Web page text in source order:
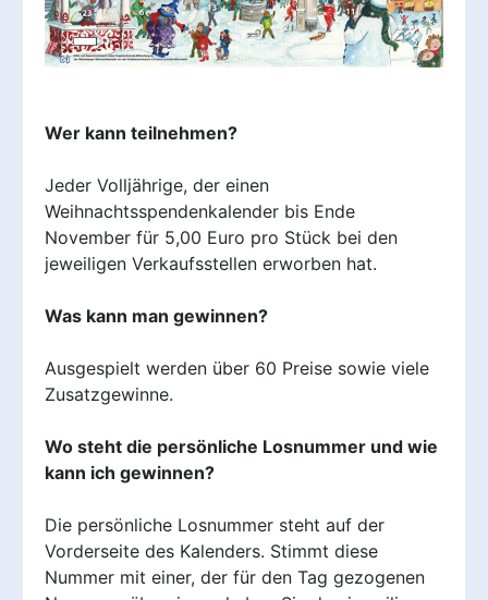
Wer kann teilnehmen?
Jeder Volljährige, der einen
Weihnachtsspendenkalender bis Ende
November für 5,00 Euro pro Stück bei den
jeweiligen Verkaufsstellen erworben hat.
Was kann man gewinnen?
Ausgespielt werden über 60 Preise sowie viele
Zusatzgewinne.
Wo steht die persönliche Losnummer und wie
kann ich gewinnen?
Die persönliche Losnummer steht auf der
Vorderseite des Kalenders. Stimmt diese
Nummer mit einer, der für den Tag gezogenen